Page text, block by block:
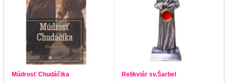
Múdrosť Chudáčika Relikviár sv.Šarbel